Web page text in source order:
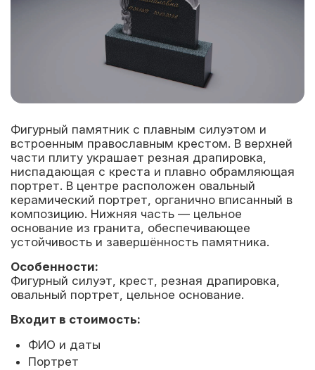
Фигурный памятник с плавным силуэтом и
встроенным православным крестом. В верхней
части плиту украшает резная драпировка,
ниспадающая с креста и плавно обрамляющая
портрет. В центре расположен овальный
керамический портрет, органично вписанный в
композицию. Нижняя часть — цельное
основание из гранита, обеспечивающее
устойчивость и завершённость памятника.
Особенности:
Фигурный силуэт, крест, резная драпировка,
овальный портрет, цельное основание.
Входит в стоимость:
ФИО и даты
Портрет